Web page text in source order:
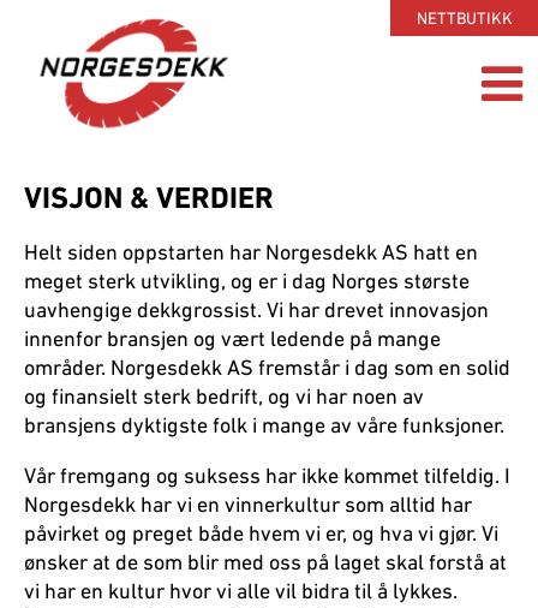
NETTBUTIKK
VISJON & VERDIER
Helt siden oppstarten har Norgesdekk AS hatt en
meget sterk utvikling, og er i dag Norges største
uavhengige dekkgrossist. Vi har drevet innovasjon
innenfor bransjen og vært ledende på mange
områder. Norgesdekk AS fremstår i dag som en solid
og finansielt sterk bedrift, og vi har noen av
bransjens dyktigste folk i mange av våre funksjoner.
Vår fremgang og suksess har ikke kommet tilfeldig. I
Norgesdekk har vi en vinnerkultur som alltid har
påvirket og preget både hvem vi er, og hva vi gjør. Vi
ønsker at de som blir med oss på laget skal forstå at
vi har en kultur hvor vi alle vil bidra til å lykkes.